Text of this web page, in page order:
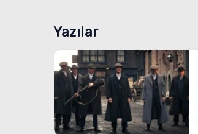
Yazılar